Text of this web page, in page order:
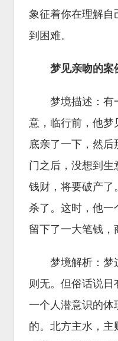
象征着你在理解自
到困难。
梦见亲吻的案
梦境描述：有
意，临行前，他梦
底亲了一下，然后
门之后，没想到
钱财，将要破产了
杀了。这时，他
留下了一大笔钱，
梦境解析：梦
则无。但俗话说
一个人潜意识的体
的。北方主水，主